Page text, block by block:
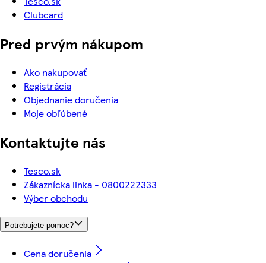
Clubcard
Pred prvým nákupom
Ako nakupovať
Registrácia
Objednanie doručenia
Moje obľúbené
Kontaktujte nás
Tesco.sk
Zákaznícka linka - 0800222333
Výber obchodu
Potrebujete pomoc?
Cena doručenia